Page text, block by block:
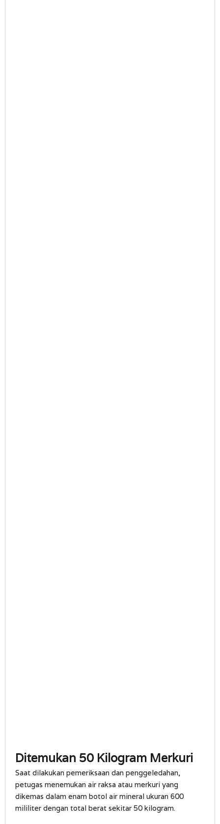
Ditemukan 50 Kilogram Merkuri
Saat dilakukan pemeriksaan dan penggeledahan,
petugas menemukan air raksa atau merkuri yang
dikemas dalam enam botol air mineral ukuran 600
mililiter dengan total berat sekitar 50 kilogram.